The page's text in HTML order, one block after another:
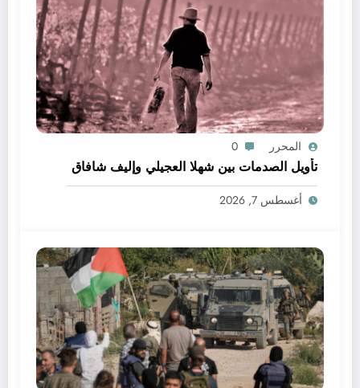
المحرر 0
تأويل الصدمات بين شهلا العجيلي وإليف شافاق
أغسطس 7, 2026